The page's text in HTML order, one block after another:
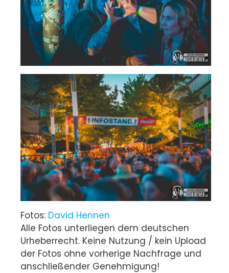
Fotos: David Hennen
Alle Fotos unterliegen dem deutschen
Urheberrecht. Keine Nutzung / kein Upload
der Fotos ohne vorherige Nachfrage und
anschließender Genehmigung!